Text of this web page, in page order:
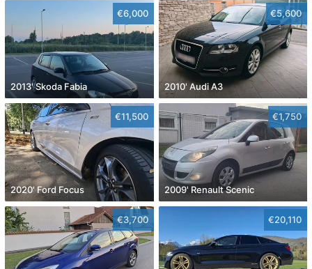
€6,000
2013' Skoda Fabia
€5,600
2010' Audi A3
€11,500
2020' Ford Focus
€1,750
2009' Renault Scenic
€3,700 €20,110